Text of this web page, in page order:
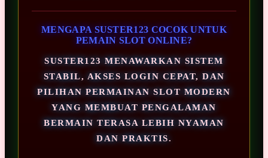
MENGAPA SUSTER123 COCOK UNTUK
PEMAIN SLOT ONLINE?
SUSTER123 MENAWARKAN SISTEM
STABIL, AKSES LOGIN CEPAT, DAN
PILIHAN PERMAINAN SLOT MODERN
YANG MEMBUAT PENGALAMAN
BERMAIN TERASA LEBIH NYAMAN
DAN PRAKTIS.